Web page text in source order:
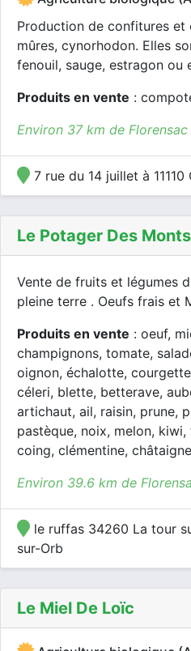
Production de confitures et
mûres, cynorhodon. Elles
fenouil, sauge, estragon ou
Produits en vente :
Environ 37 km de Florensac
7 rue du 14 juillet à 11110
Le Potager Des
Vente de fruits et légumes
pleine terre . Oeufs frais et
Produits en vente : oeuf,
champignons, tomate,
oignon, échalotte,
céleri, blette, betterave,
artichaut, ail, raisin, prune,
pastèque, noix, melon,
coing, clémentine,
Environ 39.6 km de
le ruffas 34260 La tour
sur-Orb
Le Miel De Loïc